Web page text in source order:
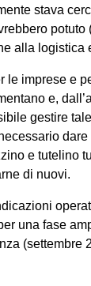
stava
alla logistica
le imprese e
e,
gestire
e tutelino
di nuovi.
una fase
(settembre